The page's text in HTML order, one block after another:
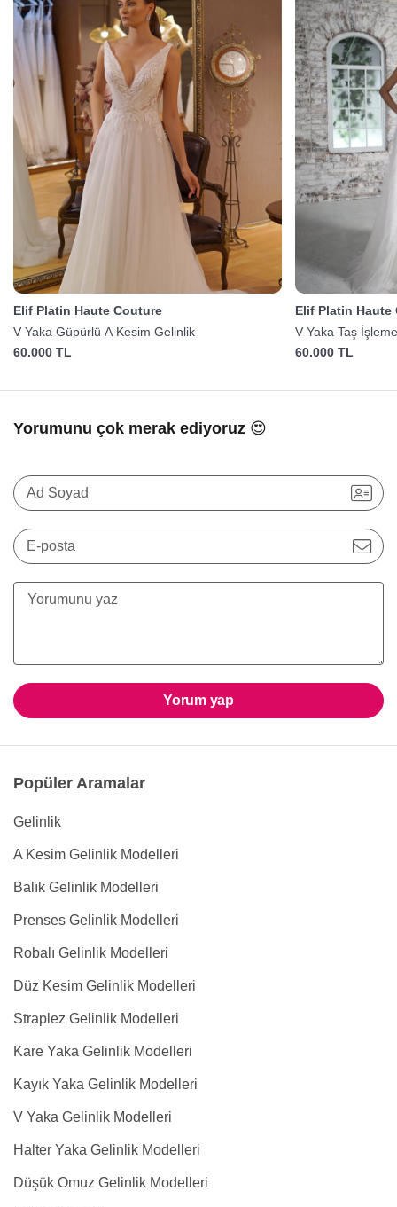
Elif Platin Haute Couture
V Yaka Güpürlü A Kesim Gelinlik
60.000 TL
Elif Platin Haute
V Yaka Taş
60.000 TL
Yorumunu çok merak ediyoruz 😍
Ad Soyad
E-posta
Yorum yap
Popüler Aramalar
Gelinlik
A Kesim Gelinlik Modelleri
Balık Gelinlik Modelleri
Prenses Gelinlik Modelleri
Robalı Gelinlik Modelleri
Düz Kesim Gelinlik Modelleri
Straplez Gelinlik Modelleri
Kare Yaka Gelinlik Modelleri
Kayık Yaka Gelinlik Modelleri
V Yaka Gelinlik Modelleri
Halter Yaka Gelinlik Modelleri
Düşük Omuz Gelinlik Modelleri